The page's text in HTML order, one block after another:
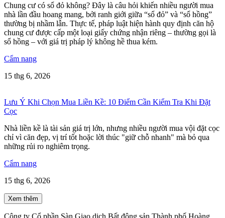
Chung cư có sổ đỏ không? Đây là câu hỏi khiến nhiều người mua
nhà lần đầu hoang mang, bởi ranh giới giữa “sổ đỏ” và “sổ hồng”
thường bị nhầm lẫn. Thực tế, pháp luật hiện hành quy định căn hộ
chung cư được cấp một loại giấy chứng nhận riêng – thường gọi là
sổ hồng – với giá trị pháp lý không hề thua kém.
Cẩm nang
15 thg 6, 2026
Lưu Ý Khi Chọn Mua Liền Kề: 10 Điểm Cần Kiểm Tra Khi Đặt
Cọc
Nhà liền kề là tài sản giá trị lớn, nhưng nhiều người mua vội đặt cọc
chỉ vì căn đẹp, vị trí tốt hoặc lời thúc "giữ chỗ nhanh" mà bỏ qua
những rủi ro nghiêm trọng.
Cẩm nang
15 thg 6, 2026
Xem thêm
Công ty Cổ phần Sàn Giao dịch Bất động sản Thành phố Hoàng